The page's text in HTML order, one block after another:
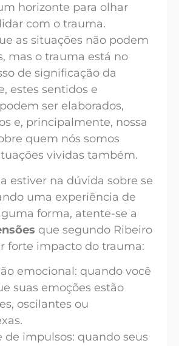
horizonte para olhar
com o trauma.
as situações não podem
mas o trauma está no
de significação da
estes sentidos e
ser elaborados,
e, principalmente, nossa
quem nós somos
vividas também.
estiver na dúvida sobre se
uma experiência de
forma, atente-se a
que segundo Ribeiro
forte impacto do trauma:
emocional: quando você
suas emoções estão
oscilantes ou
de impulsos: quando seus